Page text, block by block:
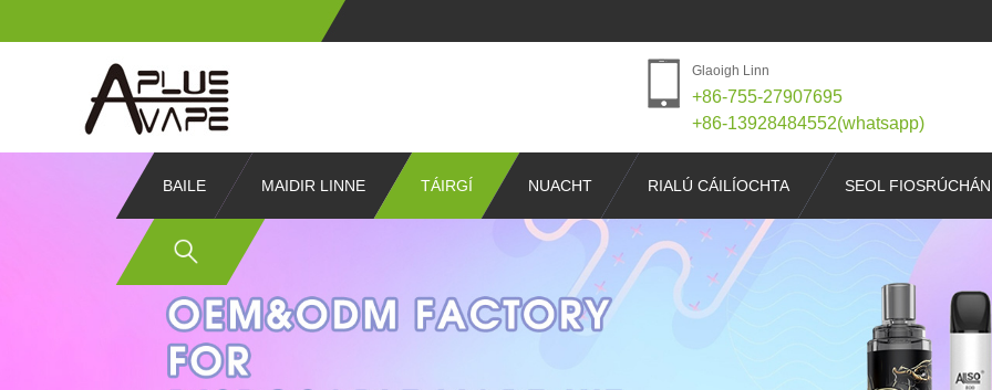
Glaoigh Linn
+86-755-27907695
+86-13928484552(whatsapp)
BAILE MAIDIR LINNE TÁIRGÍ NUACHT RIALÚ CÁILÍOCHTA SEOL FIOSRÚCHÁN